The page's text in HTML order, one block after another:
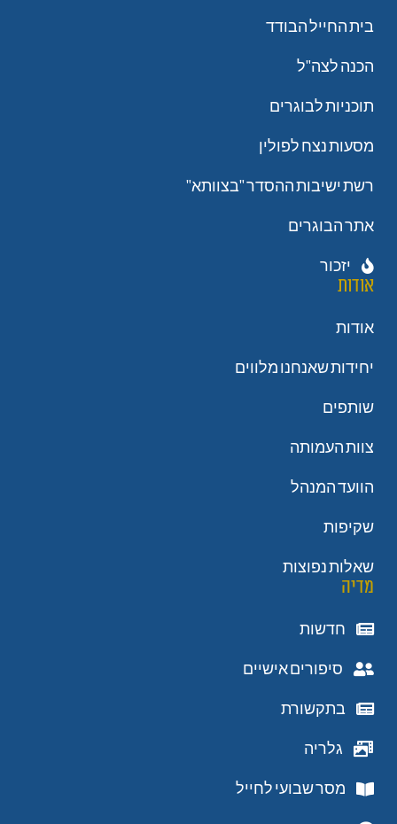
בית החייל הבודד
הכנה לצה"ל
תוכניות לבוגרים
מסעות נצח לפולין
רשת ישיבות ההסדר "בצוותא"
אתר הבוגרים
יזכור
אודות
אודות
יחידות שאנחנו מלווים
שותפים
צוות העמותה
הוועד המנהל
שקיפות
שאלות נפוצות
מדיה
חדשות
סיפורים אישיים
בתקשורת
גלריה
מסר שבועי לחייל